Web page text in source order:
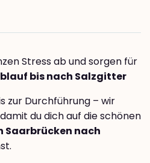
Stress ab und sorgen für
bis nach Salzgitter
zur Durchführung – wir
du dich auf die schönen
Saarbrücken nach